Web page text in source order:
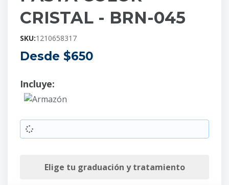
CRISTAL - BRN-045
SKU:1210658317
Desde $650
Incluye:
Armazón
Elige tu graduación y tratamiento